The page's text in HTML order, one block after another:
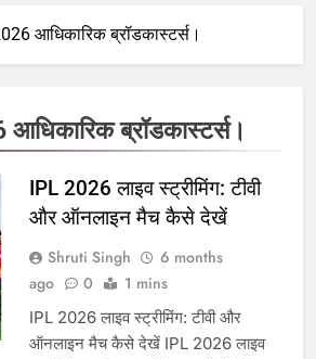
आधिकारिक ब्रॉडकास्टर्स।
ब्रॉडकास्टर्स।
IPL 2026 लाइव स्ट्रीमिंग: टीवी
और ऑनलाइन मैच कैसे देखें
Shruti Singh
6 months
ago
0 1 mins
IPL 2026 लाइव स्ट्रीमिंग: टीवी और
ऑनलाइन मैच कैसे देखें IPL 2026 लाइव